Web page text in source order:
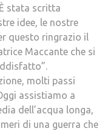
stata scritta
idee, le nostre
questo ringrazio il
Maccante che si
molti passi
assistiamo a
dell’acqua longa,
di una guerra che